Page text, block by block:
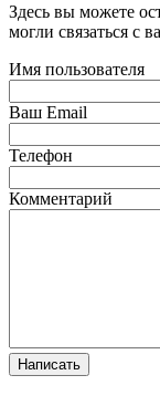
Здесь вы можете
могли связаться с
Имя пользователя
Ваш Email
Телефон
Комментарий
Написать